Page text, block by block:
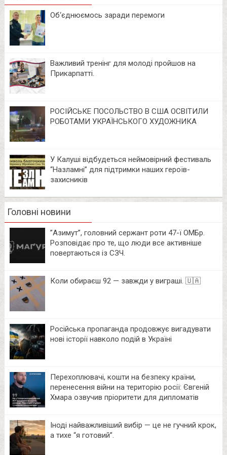
Об‘єднюємось заради перемоги
Важливий тренінг для молоді пройшов на
Прикарпатті.
РОСІЙСЬКЕ ПОСОЛЬСТВО В США ОСВІТИЛИ
РОБОТАМИ УКРАЇНСЬКОГО ХУДОЖНИКА
У Калуші відбудеться неймовірний фестиваль
“Назламні” для підтримки наших героїв-
захисників
Головні новини
⁨”Азимут”, головний сержант роти 47-ї ОМБр.
Розповідає про те, що люди все активніше
повертаються із СЗЧ.
Коли обираєш 92 — завжди у виграші. 🇺🇦
Російська пропаганда продовжує вигадувати
нові історії навколо подій в Україні
Перехоплювачі, кошти на безпеку країни,
перенесення війни на територію росії: Євгеній
Хмара озвучив пріоритети для дипломатів
Іноді найважливіший вибір — це не гучний крок,
а тихе “я готовий”.